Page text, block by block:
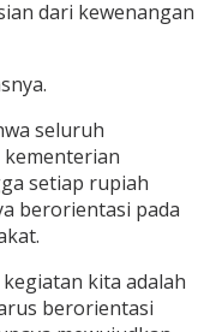
dari kewenangan
seluruh
setiap rupiah
berorientasi pada
kita adalah
berorientasi